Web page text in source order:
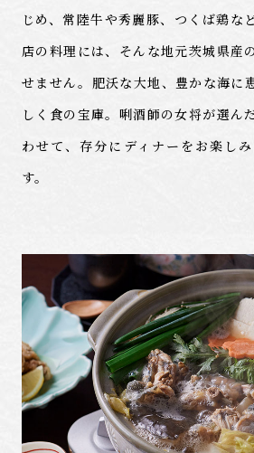
じめ、常陸牛や秀麗豚、つくば鶏な
店の料理には、 そんな地元茨城県産
せません。 肥沃な大地、豊かな海に
しく食の宝庫。 唎酒師の女将が選ん
わせて、存分にディナーを お楽し
す。